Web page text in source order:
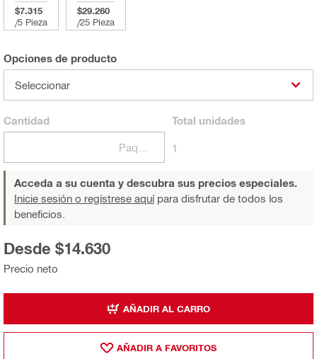
$7.315
/5 Pieza
$29.260
/25 Pieza
Opciones de producto
Seleccionar
Cantidad Total unidades
1
Acceda a su cuenta y descubra sus precios especiales.
Inicie sesión o regístrese aquípara disfrutar de todos los
beneficios.
Precio neto
Desde $14.630
AÑADIR AL CARRO
AÑADIR A FAVORITOS